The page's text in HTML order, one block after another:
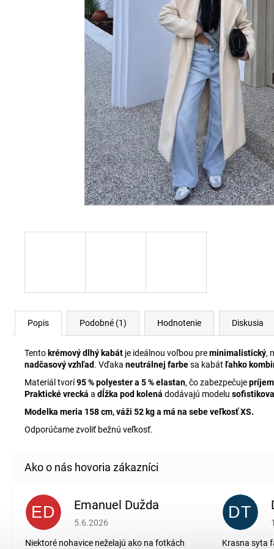
Popis Podobné (1) Hodnotenie Diskusia
Tento krémový dlhý kabát je ideálnou voľbou preminimalistický,
nadčasový vzhľad. Vďaka neutrálnej farbesa kabát ľahko
Materiál tvorí95 % polyester a 5 % elastan, čo zabezpečuje
Praktické vrecká a dĺžka pod kolená dodávajú modelu
Modelka meria 158 cm, váži 52 kg a má na sebe veľkosť XS.
Odporúčame zvoliť bežnú veľkosť.
ED Emanuel Dužda
Hodnotenie obchodu je 2 z 5 hviezdičiek.
5.6.2026
Niektoré nohavice neželajú ako na fotkách
DT
Krasna syta